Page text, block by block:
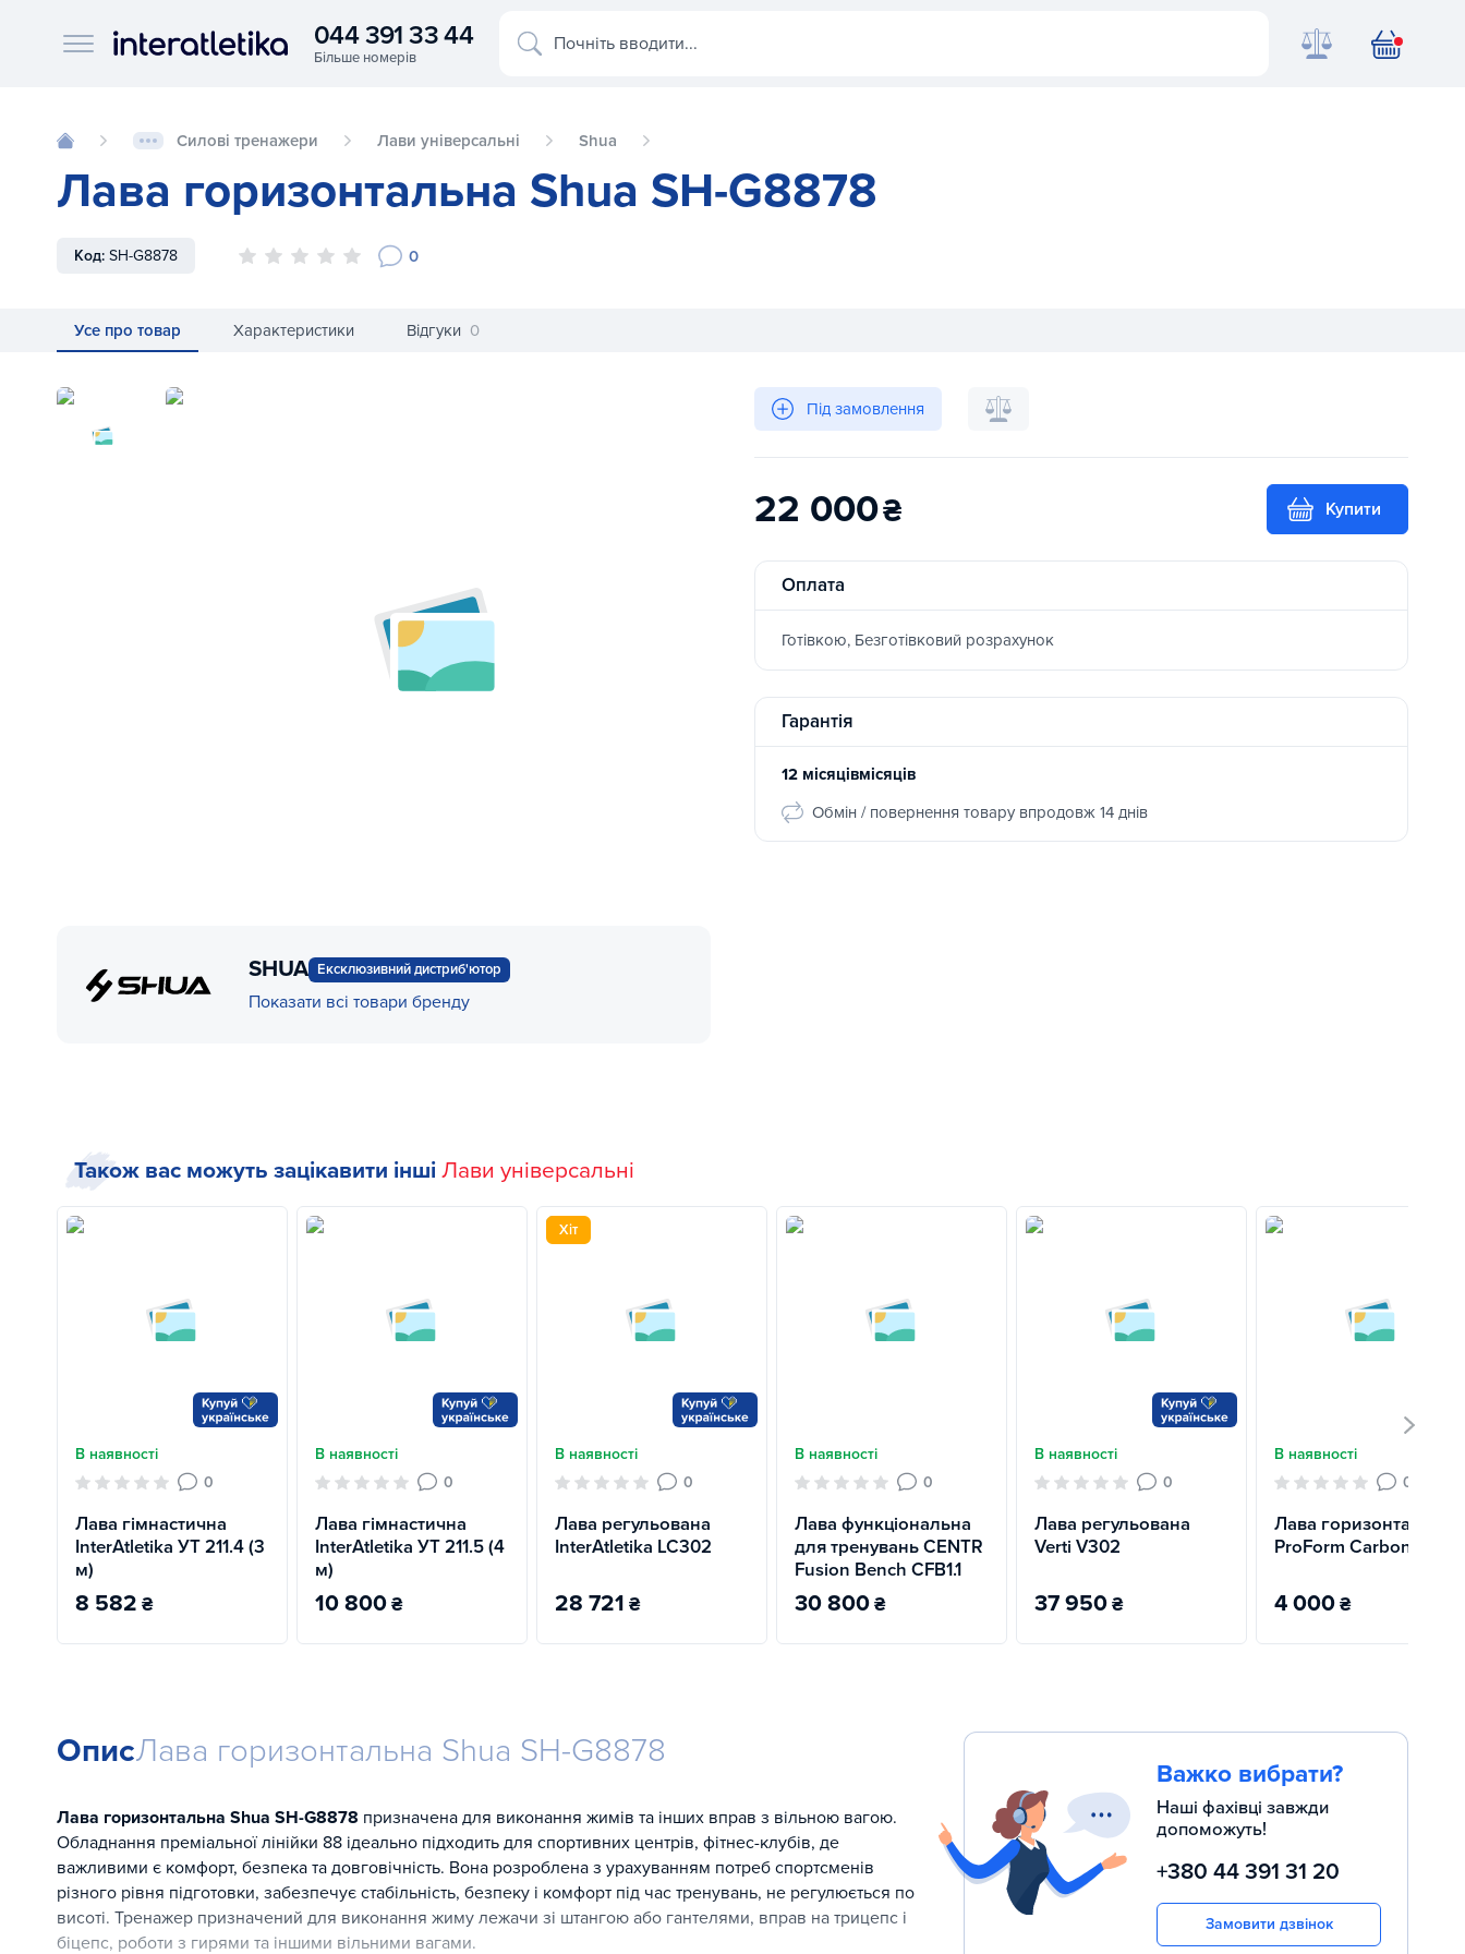
Interatletika logo
044 391 33 44 Почніть вводити...
Силові тренажери Лави універсальні Shua
Лава горизонтальна Shua SH-G8878
Код: SH-G8878 0
Усе про товар Характеристики Відгуки 0
Лава горизонтальна Shua SH-G8878
SHUA Ексклюзивний дистриб'ютор
Показати всі товари бренду
Під замовлення
22 000₴ Купити
Оплата
Готівкою, Безготівковий розрахунок
Гарантія
12 місяцівмісяців
Обмін / повернення товару впродовж 14 днів
Також вас можуть зацікавити інші Лави універсальні
В наявності
0
Лава гімнастична
InterAtletika УТ 211.4 (3
м)
8 582 ₴
В наявності
0
Лава гімнастична
InterAtletika УТ 211.5 (4
м)
10 800₴
Хіт
В наявності
0
Лава регульована
InterAtletika LC302
28 721 ₴
В наявності
0
Лава функціональна
для тренувань CENTR
Fusion Bench CFB1.1
30 800₴
В наявності
0
Лава регульована
Verti V302
37 950₴
В наявності
0
Лава горизонтальна
ProForm Carbon
4 000₴
ОписЛава горизонтальна Shua SH-G8878
Лава горизонтальна Shua SH-G8878 призначена для виконання жимів та інших вправ з вільною вагою.
Обладнання преміальної лінійки 88 ідеально підходить для спортивних центрів, фітнес-клубів, де
важливими є комфорт, безпека та довговічність. Вона розроблена з урахуванням потреб спортсменів
різного рівня підготовки, забезпечує стабільність, безпеку і комфорт під час тренувань, не регулюється по
висоті. Тренажер призначений для виконання жиму лежачи зі штангою або гантелями, вправ на трицепс і
біцепс, роботи з гирями та іншими вільними вагами.
Важко вибрати?
Наші фахівці завжди
допоможуть!
+380 44 391 31 20
Замовити дзвінок